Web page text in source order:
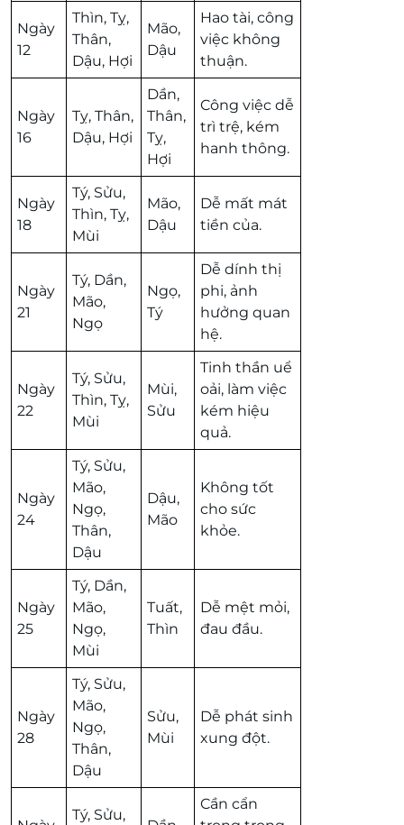
Ngày
12
Thìn, Tỵ,
Thân,
Dậu, Hợi
Mão,
Dậu
Hao tài, công
việc không
thuận.
Ngày
16
Tỵ, Thân,
Dậu, Hợi
Dần,
Thân,
Tỵ,
Hợi
Công việc dễ
trì trệ, kém
hanh thông.
Ngày
18
Tý, Sửu,
Thìn, Tỵ,
Mùi
Mão,
Dậu
Dễ mất mát
tiền của.
Ngày
21
Tý, Dần,
Mão,
Ngọ
Ngọ,
Tý
Dễ dính thị
phi, ảnh
hưởng quan
hệ.
Ngày
22
Tý, Sửu,
Thìn, Tỵ,
Mùi
Mùi,
Sửu
Tinh thần uể
oải, làm việc
kém hiệu
quả.
Ngày
24
Tý, Sửu,
Mão,
Ngọ,
Thân,
Dậu
Dậu,
Mão
Không tốt
cho sức
khỏe.
Ngày
25
Tý, Dần,
Mão,
Ngọ,
Mùi
Tuất,
Thìn
Dễ mệt mỏi,
đau đầu.
Ngày
28
Tý, Sửu,
Mão,
Ngọ,
Thân,
Dậu
Sửu,
Mùi
Dễ phát sinh
xung đột.
Tý, Sửu,
Cần cẩn